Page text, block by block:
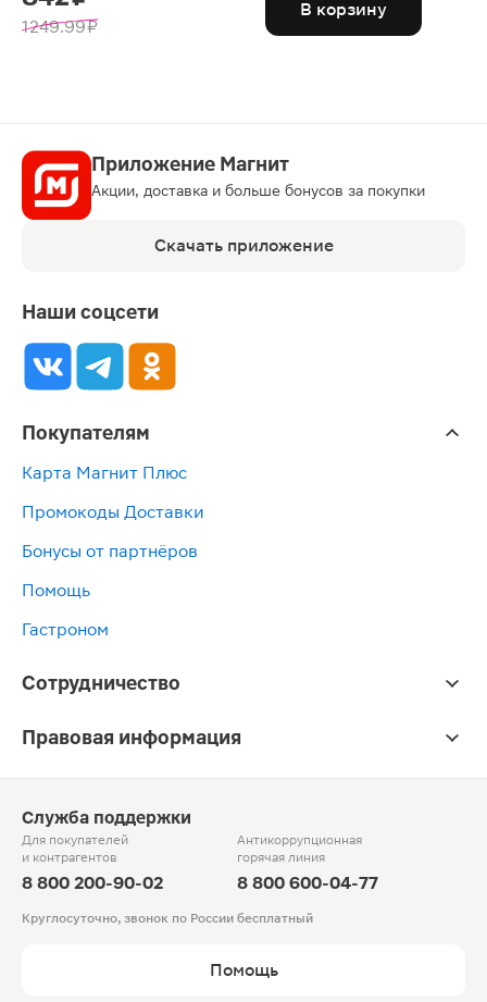
1249.99 ₽
В корзину
Приложение Магнит
Акции, доставка и больше бонусов за покупки
Скачать приложение
Наши соцсети
Покупателям
Карта Магнит Плюс
Промокоды Доставки
Бонусы от партнёров
Помощь
Гастроном
Сотрудничество
Правовая информация
Служба поддержки
Для покупателей
и контрагентов
8 800 200-90-02
Антикоррупционная
горячая линия
8 800 600-04-77
Круглосуточно, звонок по России бесплатный
Помощь